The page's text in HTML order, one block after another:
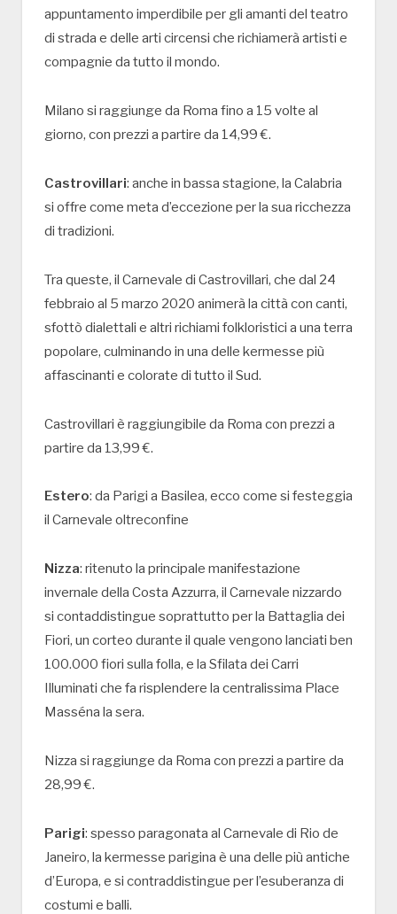
appuntamento imperdibile per gli amanti del teatro
di strada e delle arti circensi che richiamerà artisti e
compagnie da tutto il mondo.
Milano si raggiunge da Roma fino a 15 volte al
giorno, con prezzi a partire da 14,99 €.
Castrovillari: anche in bassa stagione, la Calabria
si offre come meta d’eccezione per la sua ricchezza
di tradizioni.
Tra queste, il Carnevale di Castrovillari, che dal 24
febbraio al 5 marzo 2020 animerà la città con canti,
sfottò dialettali e altri richiami folkloristici a una terra
popolare, culminando in una delle kermesse più
affascinanti e colorate di tutto il Sud.
Castrovillari è raggiungibile da Roma con prezzi a
partire da 13,99 €.
Estero: da Parigi a Basilea, ecco come si festeggia
il Carnevale oltreconfine
Nizza: ritenuto la principale manifestazione
invernale della Costa Azzurra, il Carnevale nizzardo
si contaddistingue soprattutto per la Battaglia dei
Fiori, un corteo durante il quale vengono lanciati ben
100.000 fiori sulla folla, e la Sfilata dei Carri
Illuminati che fa risplendere la centralissima Place
Masséna la sera.
Nizza si raggiunge da Roma con prezzi a partire da
28,99 €.
Parigi: spesso paragonata al Carnevale di Rio de
Janeiro, la kermesse parigina è una delle più antiche
d’Europa, e si contraddistingue per l’esuberanza di
costumi e balli.